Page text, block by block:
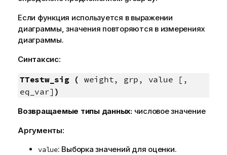
Если функция используется в выражении
диаграммы, значения повторяются в измерениях
диаграммы.
Синтаксис:
TTestw_sig ( weight, grp, value [,
eq_var] )
Возвращаемые типы данных: числовое значение
Аргументы:
value: Выборка значений для оценки.